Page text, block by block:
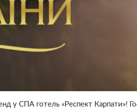
у СПА готель «Респект Карпати»!